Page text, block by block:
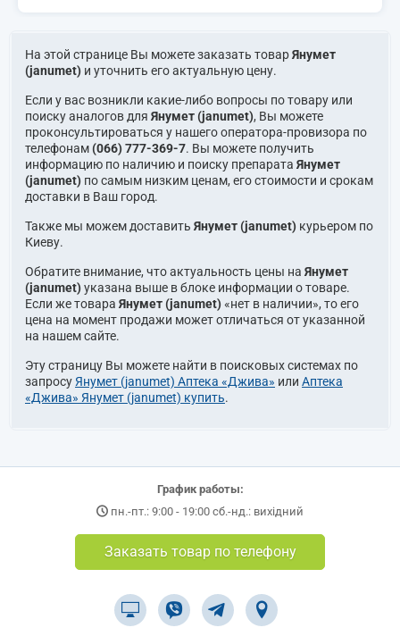
На этой странице Вы можете заказать товарЯнумет
(janumet) и уточнить его актуальную цену.
Если у вас возникли какие-либо вопросы по товару или
поиску аналогов для Янумет (janumet), Вы можете
проконсультироваться у нашего оператора-провизора по
телефонам (066) 777-369-7. Вы можете получить
информацию по наличию и поиску препарата Янумет
(janumet) по самым низким ценам, его стоимости и срокам
доставки в Ваш город.
Также мы можем доставить Янумет (janumet) курьером по
Киеву.
Обратите внимание, что актуальность цены на Янумет
(janumet)указана выше в блоке информации о товаре.
Если же товара Янумет (janumet)«нет в наличии», то его
цена на момент продажи может отличаться от указанной
на нашем сайте.
Эту страницу Вы можете найти в поисковых системах по
запросу Янумет (janumet) Аптека «Джива» или Аптека
«Джива» Янумет (janumet) купить.
График работы:
пн.-пт.: 9:00 - 19:00 сб.-нд.: вихідний
Заказать товар по телефону